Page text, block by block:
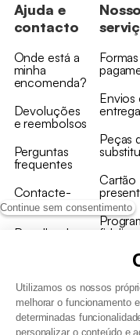
Continue sem consentimento
Utilizamos os nossos
melhorar o funcionamento
determinadas
personalizar o conteúdo e
Ajuda e
contacto
Onde está a
minha
encomenda?
Devoluções
e reembolsos
Perguntas
frequentes
Contacte-
nos
Recolha de
Envios
Peças
Cartão